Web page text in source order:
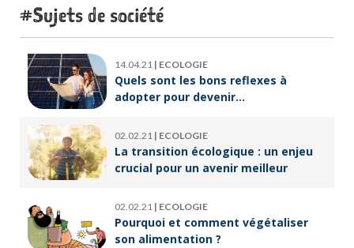
Sujets de société
14.04.21 | ECOLOGIE
Quels sont les bons reflexes à
adopter pour devenir
02.02.21 | ECOLOGIE
La transition écologique : un enjeu
crucial pour un avenir meilleur
02.02.21 | ECOLOGIE
Pourquoi et comment végétaliser
son alimentation ?